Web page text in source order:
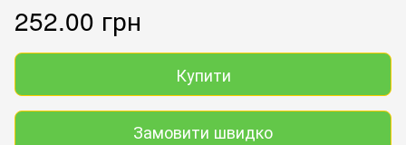
252.00 грн
Купити
Замовити швидко